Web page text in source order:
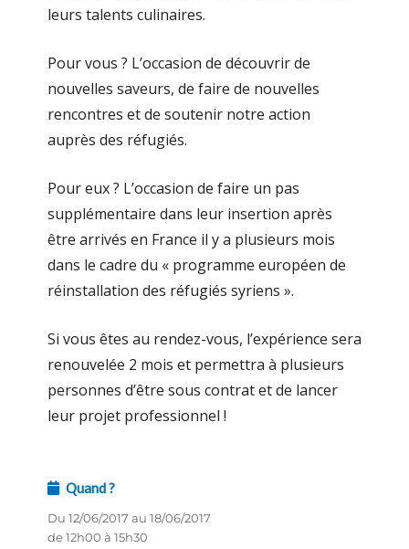
leurs talents culinaires.
Pour vous ? L’occasion de découvrir de
nouvelles saveurs, de faire de nouvelles
rencontres et de soutenir notre action
auprès des réfugiés.
Pour eux ? L’occasion de faire un pas
supplémentaire dans leur insertion après
être arrivés en France il y a plusieurs mois
dans le cadre du « programme européen de
réinstallation des réfugiés syriens ».
Si vous êtes au rendez-vous, l’expérience sera
renouvelée 2 mois et permettra à plusieurs
personnes d’être sous contrat et de lancer
leur projet professionnel !
Quand ?
Du 12/06/2017 au 18/06/2017
de 12h00 à 15h30